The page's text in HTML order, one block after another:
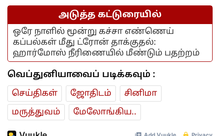
அடுத்த கட்டுரையில்
ஒரே நாளில் மூன்று கச்சா எண்ணெய்
கப்பல்கள் மீது ட்ரோன் தாக்குதல்:
ஹார்மோஸ் நீரிணையில் மீண்டும் பதற்றம்
வெப்துனியாவைப் படிக்கவும் :
செய்திகள் ஜோ‌திட‌ம்
சினிமா
மரு‌த்துவ‌ம்
மேலோங்கிய..